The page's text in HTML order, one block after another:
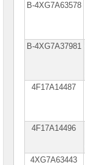
Серверы
Lenovo
Серверы
корпусе
Tower
Lenovo
B-4XG7A63578
B-4XG7A37981
4F17A14487
4F17A14496
4XG7A63443